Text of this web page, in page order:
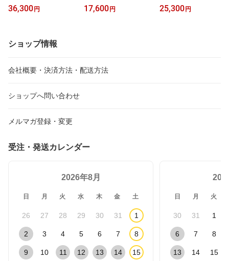
ジネスシューズ コインロ
ーファー ブラック ワイ
ンズ
36,300円
リブニット ショートブー
ツ スペイン ブラック ベ
17,600円
N SHOES 10085001 B
LACK 短靴 Dr.Martens 定
25,300円
ショップ情報
会社概要・決済方法・配送方法
ショップへ問い合わせ
メルマガ登録・変更
受注・発送カレンダー
2026年8月
日 月 火 水 木 金 土
26 27 28 29 30 31 1
2 3 4 5 6 7 8
9 10 11 12 13 14 15
日 月 火
30 31 1
6 7 8
13 14 15